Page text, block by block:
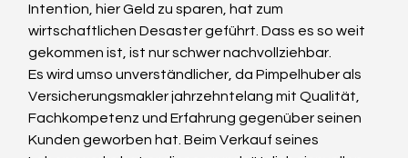
Intention, hier Geld zu sparen, hat zum
wirtschaftlichen Desaster geführt. Dass es so weit
gekommen ist, ist nur schwer nachvollziehbar.
Es wird umso unverständlicher, da Pimpelhuber als
Versicherungsmakler jahrzehntelang mit Qualität,
Fachkompetenz und Erfahrung gegenüber seinen
Kunden geworben hat. Beim Verkauf seines